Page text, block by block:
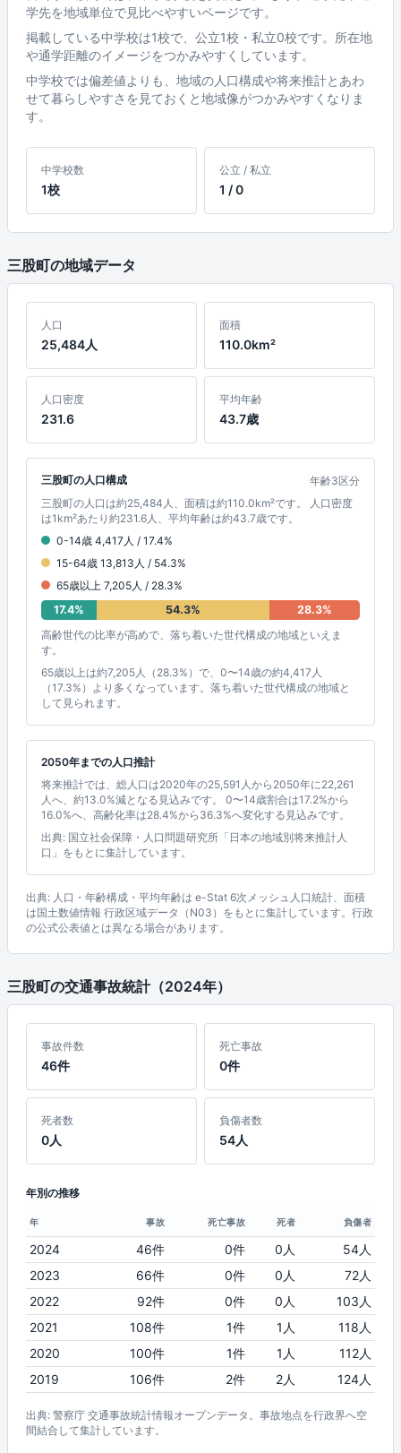
学先を地域単位で見比べやすいページです。
掲載している中学校は1校で、公立1校・私立0校です。所在地
や通学距離のイメージをつかみやすくしています。
中学校では偏差値よりも、地域の人口構成や将来推計とあわ
せて暮らしやすさを見ておくと地域像がつかみやすくなりま
す。
中学校数
1校
公立 / 私立
1 / 0
三股町の地域データ
人口
25,484人
面積
110.0km²
人口密度
231.6
平均年齢
43.7歳
三股町の人口構成
年齢3区分
三股町の人口は約25,484人、面積は約110.0km²です。 人口密度
は1km²あたり約231.6人、平均年齢は約43.7歳です。
0-14歳 4,417人 / 17.4%
15-64歳 13,813人 / 54.3%
65歳以上 7,205人 / 28.3%
17.4%
54.3%
28.3%
高齢世代の比率が高めで、落ち着いた世代構成の地域といえま
す。
65歳以上は約7,205人（28.3%）で、0〜14歳の約4,417人
（17.3%）より多くなっています。落ち着いた世代構成の地域と
して見られます。
2050年までの人口推計
将来推計では、総人口は2020年の25,591人から2050年に22,261
人へ、約13.0%減となる見込みです。 0〜14歳割合は17.2%から
16.0%へ、高齢化率は28.4%から36.3%へ変化する見込みです。
出典: 国立社会保障・人口問題研究所「日本の地域別将来推計人
口」をもとに集計しています。
出典: 人口・年齢構成・平均年齢は e-Stat 6次メッシュ人口統計、面積
は国土数値情報 行政区域データ（N03）をもとに集計しています。行政
の公式公表値とは異なる場合があります。
三股町の交通事故統計（2024年）
事故件数
46件
死亡事故
0件
死者数
0人
負傷者数
54人
年別の推移
年 事故 死亡事故 死者 負傷者
2024 46件 0件 0人
54人
2023
66件 0件 0人
72人
2022
92件 0件 0人
103人
2021
108件 1件 1人
118人
2020
100件 1件 1人
112人
2019
106件 2件 2人 124人
出典: 警察庁 交通事故統計情報オープンデータ。事故地点を行政界へ空
間結合して集計しています。